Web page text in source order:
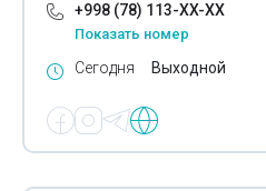
Струнные музыкальные
Съемники подшипников
Ударные музыкальные
+998 (78) 113-XX-XX
Показать номер
Сегодня Выходной